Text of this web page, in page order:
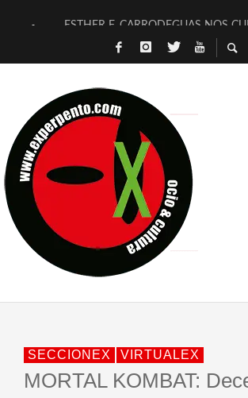
ESTHER F. CARRODEGUAS NOS
[TERRA DE GUAPES] DE
TIMBRE 4, LA ESCUELA DEL
30 AÑOS (NO ES NADA) DE LA
MILITARES JUDÍAS EN
D’BALDOMEROS REINVENTAN
MARSHALL FLASH PRESENTA EN
JOFRE BARDAGÍ EN EXVITA
SECCIONEX VIRTUALEX
MORTAL KOMBAT: